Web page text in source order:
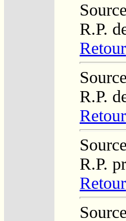
R.P.
Retour
R.P.
Retour
R.P.
Retour